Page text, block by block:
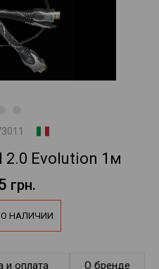
2.0 Evolution 1м
грн.
НАЛИЧИИ
и оплата О бренде